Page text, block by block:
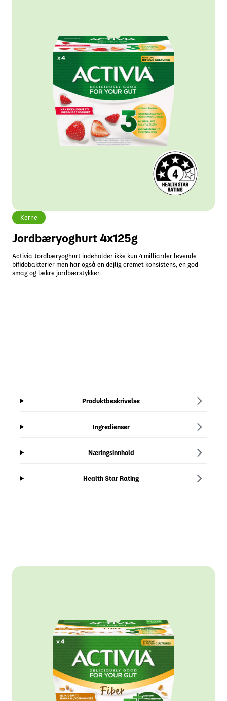
Kerne
Jordbæryoghurt 4x125g
Activia Jordbæryoghurt indeholder ikke kun 4 milliarder levende
bifidobakterier men har også en dejlig cremet konsistens, en god
smag og lækre jordbærstykker.
Produktbeskrivelse
Ingredienser
Næringsinnhold
Health Star Rating